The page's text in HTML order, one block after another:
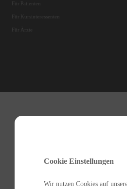
Für Patienten
Für Kursinteressenten
Für Ärzte
Cookie Einstellungen
Wir nutzen Cookies auf